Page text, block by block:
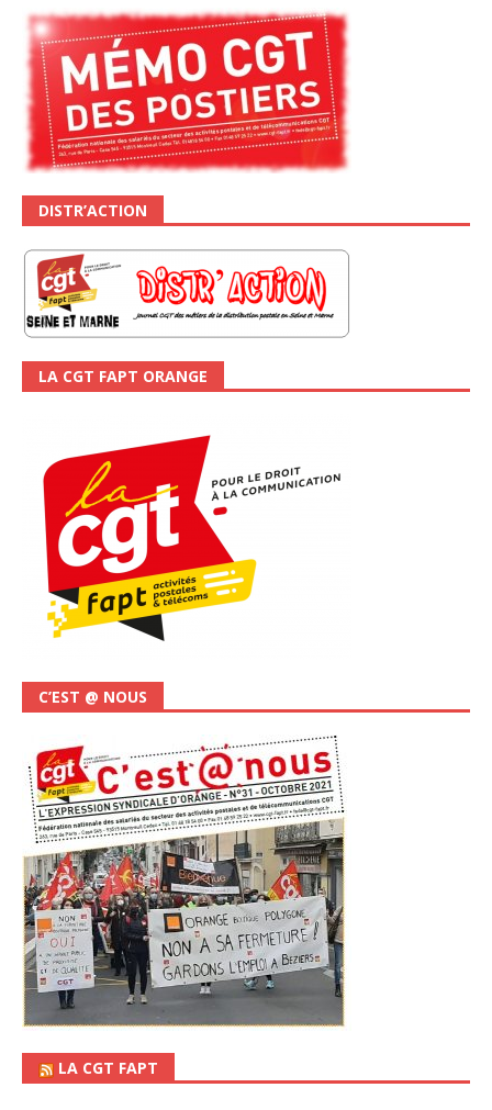
DISTR’ACTION
LA CGT FAPT ORANGE
C’EST @ NOUS
LA CGT FAPT